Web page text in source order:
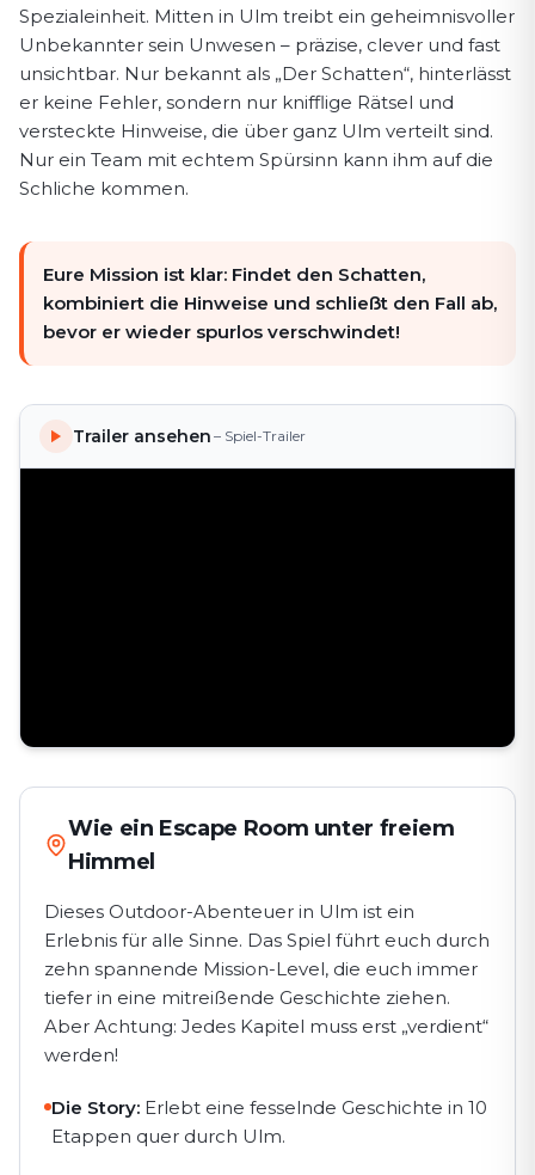
Spezialeinheit. Mitten in Ulm treibt ein geheimnisvoller
Unbekannter sein Unwesen – präzise, clever und fast
unsichtbar. Nur bekannt als „Der Schatten“, hinterlässt
er keine Fehler, sondern nur knifflige Rätsel und
versteckte Hinweise, die über ganz Ulm verteilt sind.
Nur ein Team mit echtem Spürsinn kann ihm auf die
Schliche kommen.
Eure Mission ist klar: Findet den Schatten,
kombiniert die Hinweise und schließt den Fall ab,
bevor er wieder spurlos verschwindet!
Trailer ansehen – Spiel-Trailer
Wie ein Escape Room unter freiem
Himmel
Dieses Outdoor-Abenteuer in Ulm ist ein
Erlebnis für alle Sinne. Das Spiel führt euch durch
zehn spannende Mission-Level, die euch immer
tiefer in eine mitreißende Geschichte ziehen.
Aber Achtung: Jedes Kapitel muss erst „verdient“
werden!
Die Story: Erlebt eine fesselnde Geschichte in 10
Etappen quer durch Ulm.